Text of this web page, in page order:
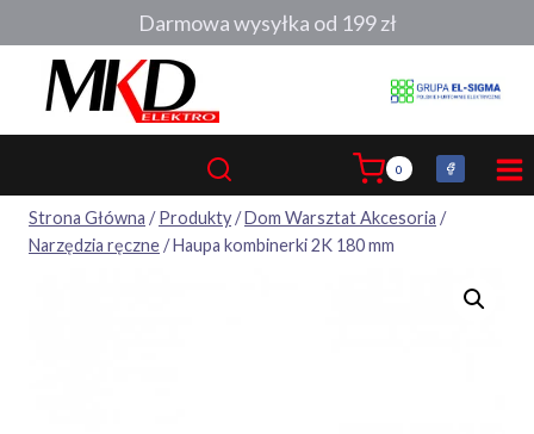
do
0
Strona Główna / Produkty/Dom Warsztat Akcesoria /
Narzędzia ręczne/Haupa kombinerki 2K 180 mm
Darmowa wysyłka od 199 zł